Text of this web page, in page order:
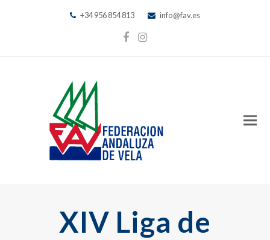
+34 956 854 813 info@fav.es
Facebook
Instagram
XIV Liga de